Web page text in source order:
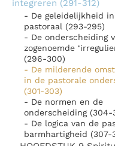
Leer de kostbare
herkennen
Gods Koninkrijk
dwang
De mystiek. De
heiligheid
Berichten
Het Vaticaan
van het Romeins
Vaticaanse financiële
Paus spreekt het
integreren (291-312)
- De geleidelijkheid
pastoraal (293-295)
- De onderscheiding
zogenoemde
(296-300)
- De milderende
in de pastorale
(301-303)
- De normen en de
onderscheiding (304-
- De logica van de
barmhartigheid (307-
omtrent
omstandigheden.
mogelijk te
zogenaamde
staat van zonde
heiligmakende
eenvoudigweg
aan kennis van de
de norm goed,
hebben om